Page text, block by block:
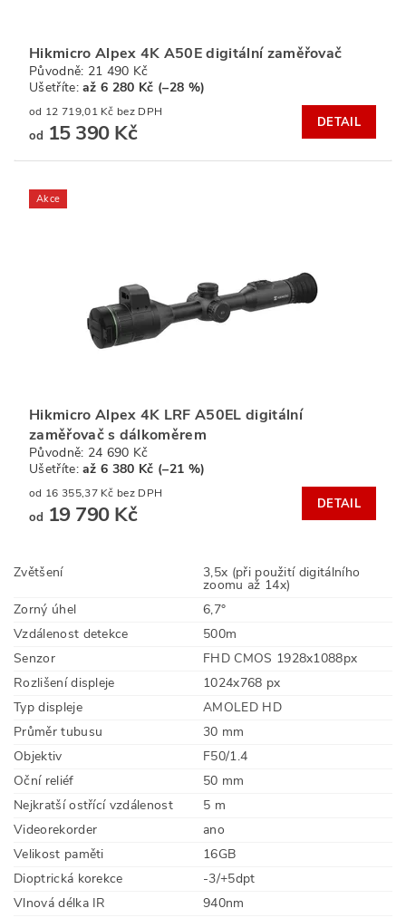
Hikmicro Alpex 4K A50E digitální zaměřovač
Původně: 21 490 Kč
Ušetříte:až 6 280 Kč (–28 %)
od 12 719,01 Kč bez DPH
od 15 390 Kč DETAIL
Akce
Hikmicro Alpex 4K LRF A50EL digitální
zaměřovač s dálkoměrem
Původně: 24 690 Kč
Ušetříte:až 6 380 Kč (–21 %)
od 16 355,37 Kč bez DPH
od 19 790 Kč DETAIL
Zvětšení 3,5x (při použití digitálního
zoomu až 14x)
Zorný úhel
6,7°
Vzdálenost detekce
500m
Senzor
FHD CMOS 1928x1088px
Rozlišení displeje
1024x768 px
Typ displeje
AMOLED HD
Průměr tubusu
30 mm
Objektiv
F50/1.4
Oční reliéf
50 mm
Nejkratší ostřící vzdálenost
5 m
Videorekorder
ano
Velikost paměti
16GB
Dioptrická korekce
-3/+5dpt
Vlnová délka IR
940nm